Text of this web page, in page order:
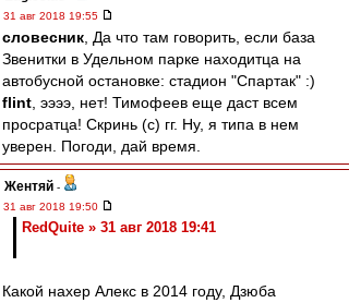
31 авг 2018 19:55
словесник , Да что там говорить, если база
Звенитки в Удельном парке находитца на
автобусной остановке: стадион "Спартак" :)
flint , ээээ, нет! Тимофеев еще даст всем
просратца! Скринь (с) гг. Ну, я типа в нем
уверен. Погоди, дай время.
Жентяй -
31 авг 2018 19:50
RedQuite » 31 авг 2018 19:41
Какой нахер Алекс в 2014 году, Дзюба